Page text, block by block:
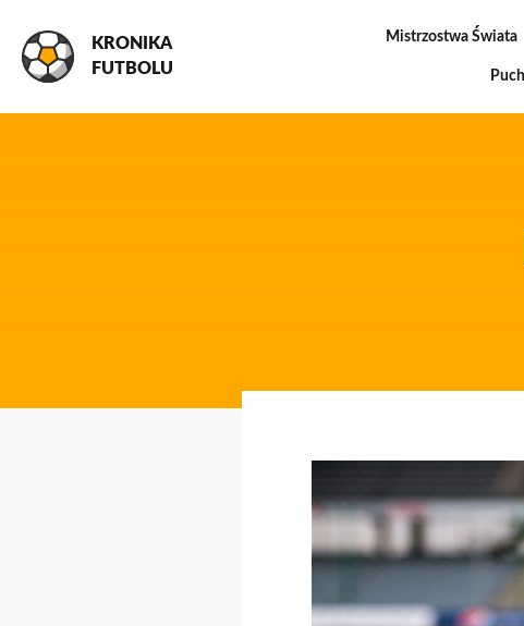
KRONIKA
FUTBOLU
Mistrzostwa Świata